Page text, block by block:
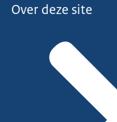
Over deze site